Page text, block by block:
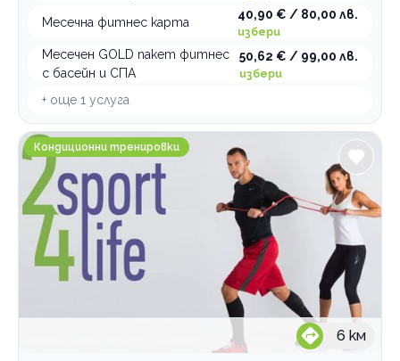
Месечна фитнес карта
40,90 € / 80,00 лв.
избери
Месечен GOLD пакет фитнес
с басейн и СПА
50,62 € / 99,00 лв.
избери
+ още 1 услуга
2sport4life
Кондиционни тренировки
6 км